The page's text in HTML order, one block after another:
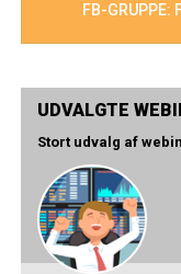
FB-GRUPPE:
UDVALGTE
Stort udvalg af